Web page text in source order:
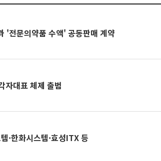
'전문의약품 수액' 공동판매 계약
대표 체제 출범
·한화시스템·효성ITX 등